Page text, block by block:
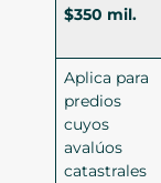
$350 mil.
Aplica para
predios
cuyos
avalúos
catastrales